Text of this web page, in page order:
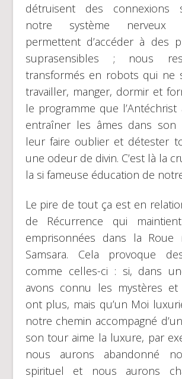
détruisent des connexions
notre système
permettent d’accéder à des
suprasensibles ; nous
transformés en robots qui ne
travailler, manger, dormir et
le programme que
entraîner les âmes dans son
leur faire oublier et détester
une odeur de divin. C’est là la
la si fameuse éducation de
Le pire de tout ça est en
de Récurrence qui
emprisonnées dans la Roue
Samsara. Cela provoque
comme celles-ci : si, dans
avons connu les mystères et
ont plus, mais qu’un Moi
notre chemin accompagné
son tour aime la luxure, par
nous aurons abandonné
spirituel et nous aurons